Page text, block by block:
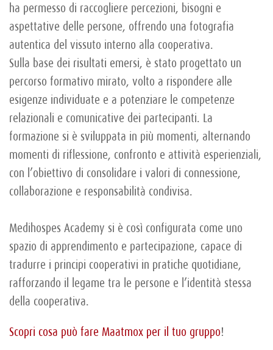
ha permesso di raccogliere percezioni, bisogni e
aspettative delle persone, offrendo una fotografia
autentica del vissuto interno alla cooperativa.
Sulla base dei risultati emersi, è stato progettato un
percorso formativo mirato, volto a rispondere alle
esigenze individuate e a potenziare le competenze
relazionali e comunicative dei partecipanti. La
formazione si è sviluppata in più momenti, alternando
momenti di riflessione, confronto e attività esperienziali,
con l’obiettivo di consolidare i valori di connessione,
collaborazione e responsabilità condivisa.
Medihospes Academy si è così configurata come uno
spazio di apprendimento e partecipazione, capace di
tradurre i principi cooperativi in pratiche quotidiane,
rafforzando il legame tra le persone e l’identità stessa
della cooperativa.
Scopri cosa può fare Maatmox per il tuo gruppo!